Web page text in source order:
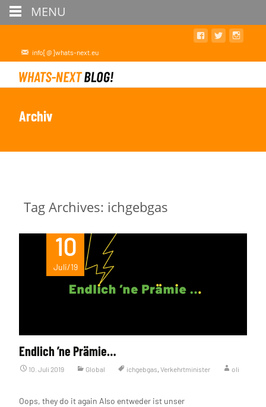
info[@]whats-next.eu
Archiv
Tag Archives: ichgebgas
10
Juli/19
Endlich ’ne Prämie…
10. Juli 2019 Global ichgebgas Verkehrtminister oli
Oops, they do it again Also entweder ist unser
MENU